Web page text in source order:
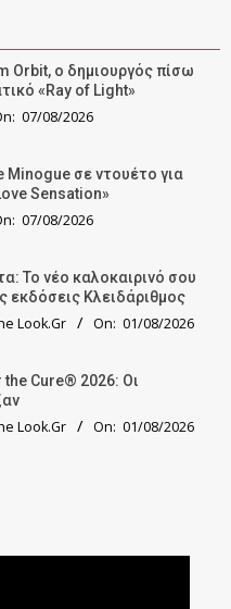
Orbit, ο δημιουργός πίσω
«Ray of Light»
07/08/2026
Minogue σε ντουέτο για
Sensation»
07/08/2026
Το νέο καλοκαιρινό σου
εκδόσεις Κλειδάριθμος
Look.Gr On: 01/08/2026
Cure® 2026: Οι
Look.Gr On: 01/08/2026